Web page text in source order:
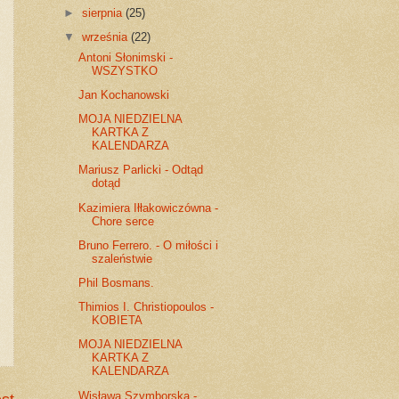
►sierpnia(25)
▼września(22)
Antoni Słonimski -
WSZYSTKO
Jan Kochanowski
MOJA NIEDZIELNA
KARTKA Z
KALENDARZA
Mariusz Parlicki - Odtąd
dotąd
Kazimiera Iłłakowiczówna -
Chore serce
Bruno Ferrero. - O miłości i
szaleństwie
Phil Bosmans.
Thimios I. Christiopoulos -
KOBIETA
MOJA NIEDZIELNA
KARTKA Z
KALENDARZA
Wisława Szymborska -